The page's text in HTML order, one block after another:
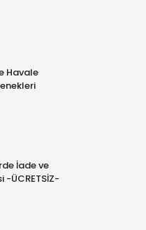
Havale
İade ve
-ÜCRETSİZ-